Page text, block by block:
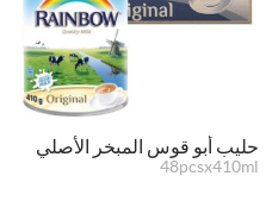
حليب أبو قوس المبخر الأصلي
48pcsx410ml